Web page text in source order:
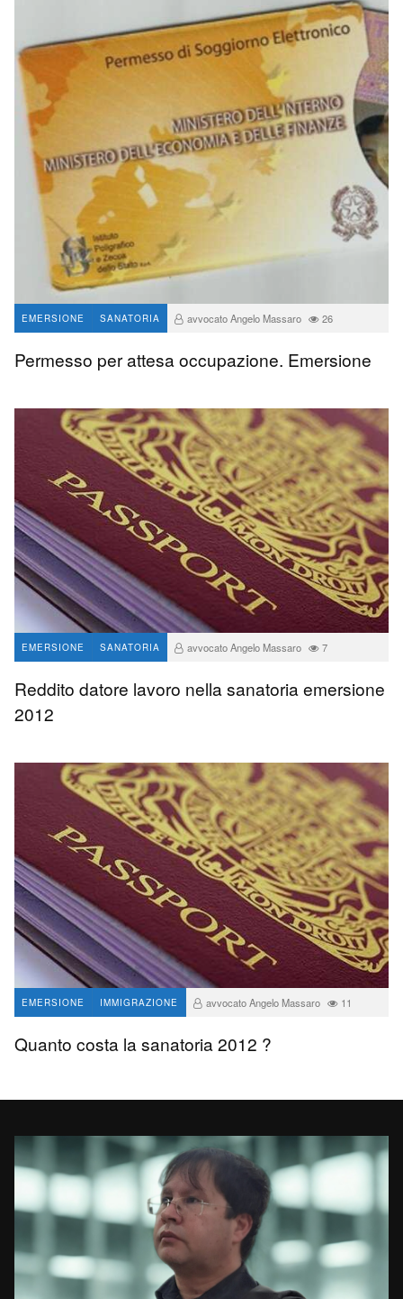
EMERSIONE SANATORIA avvocato Angelo Massaro 26
Permesso per attesa occupazione. Emersione
EMERSIONE SANATORIA avvocato Angelo Massaro 7
Reddito datore lavoro nella sanatoria emersione
2012
EMERSIONE IMMIGRAZIONE avvocato Angelo Massaro 11
Quanto costa la sanatoria 2012 ?